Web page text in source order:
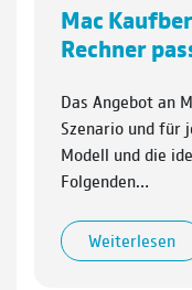
Mac
Rechner
Das Angebot an
Szenario und für
Modell und die
Folgenden…
Weiterlesen